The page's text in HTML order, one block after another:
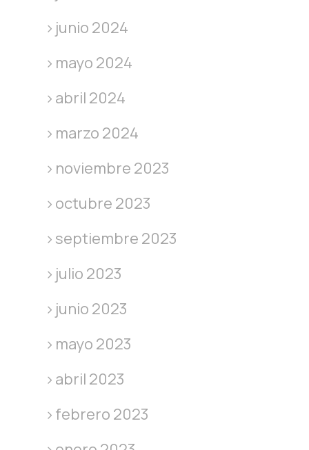
junio 2024
mayo 2024
abril 2024
marzo 2024
noviembre 2023
octubre 2023
septiembre 2023
julio 2023
junio 2023
mayo 2023
abril 2023
febrero 2023